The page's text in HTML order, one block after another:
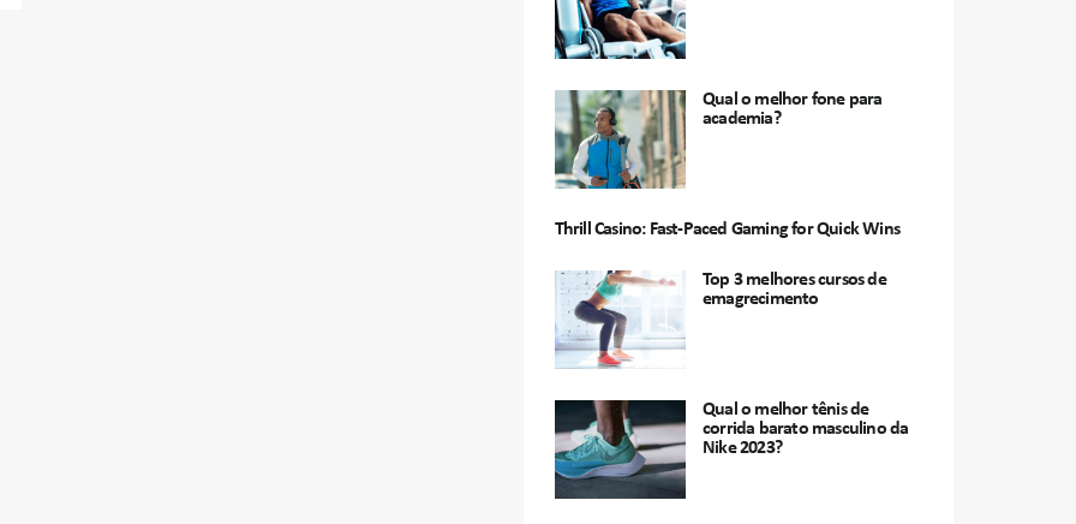
Qual o melhor fone para
academia?
Thrill Casino: Fast‑Paced Gaming for Quick Wins
Top 3 melhores cursos de
emagrecimento
Qual o melhor tênis de
corrida barato masculino da
Nike 2023?